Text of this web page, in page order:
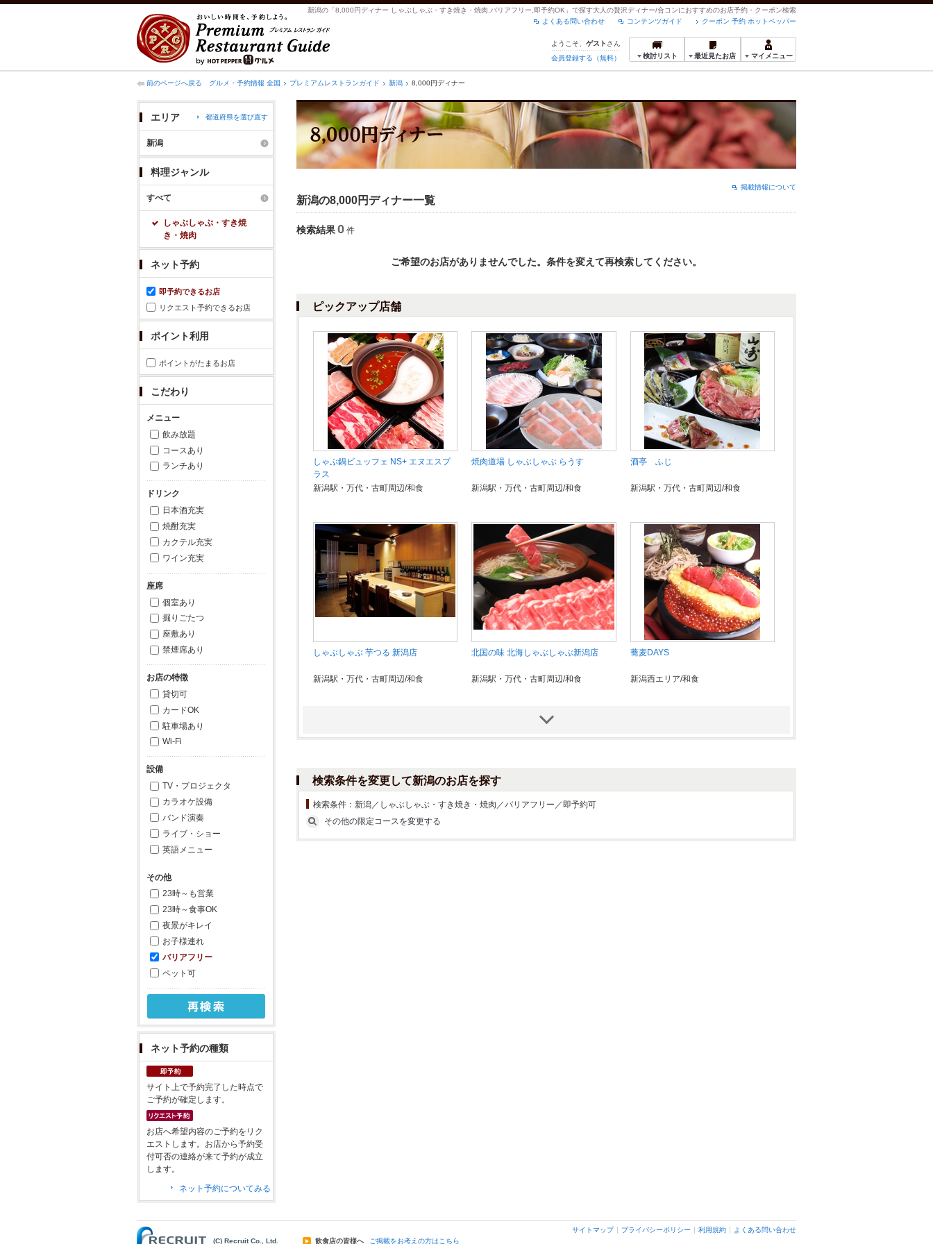
新潟の「8,000円ディナー しゃぶしゃぶ・すき焼き・焼肉,バリアフリー,即予約OK」で探す大人の贅沢ディナー/合コンにおすすめのお店予約・クーポン検索
クーポン 予約 ホットペッパー
コンテンツガイド
よくある問い合わせ
ようこそ、 ゲスト さん
会員登録する（無料）
検討リスト 最近見たお店 マイメニュー
前のページへ戻る グルメ・予約情報 全国 プレミアムレストランガイド 新潟 8,000円ディナー
エリア 都道府県を選び直す
新潟
料理ジャンル
すべて
しゃぶしゃぶ・すき焼
き・焼肉
ネット予約
即予約できるお店
リクエスト予約できるお店
ポイント利用
ポイントがたまるお店
こだわり
メニュー
飲み放題
コースあり
ランチあり
ドリンク
日本酒充実
焼酎充実
カクテル充実
ワイン充実
座席
個室あり
掘りごたつ
座敷あり
禁煙席あり
お店の特徴
貸切可
カードOK
駐車場あり
Wi-Fi
設備
TV・プロジェクタ
カラオケ設備
バンド演奏
ライブ・ショー
英語メニュー
その他
23時～も営業
23時～食事OK
夜景がキレイ
お子様連れ
バリアフリー
ペット可
ネット予約の種類
サイト上で予約完了した時点で
ご予約が確定します。
お店へ希望内容のご予約をリク
エストします。お店から予約受
付可否の連絡が来て予約が成立
します。
ネット予約についてみる
掲載情報について
新潟の8,000円ディナー一覧
検索結果0 件
ご希望のお店がありませんでした。条件を変えて再検索してください。
ピックアップ店舗
しゃぶ鍋ビュッフェ NS+ エヌエスプ
ラス
新潟駅・万代・古町周辺/和食
焼肉道場 しゃぶしゃぶ らうす
新潟駅・万代・古町周辺/和食
酒亭 ふじ
新潟駅・万代・古町周辺/和食
しゃぶしゃぶ 芋つる 新潟店
新潟駅・万代・古町周辺/和食
北国の味 北海しゃぶしゃぶ新潟店
新潟駅・万代・古町周辺/和食
蕎麦DAYS
新潟西エリア/和食
検索条件を変更して新潟のお店を探す
検索条件： 新潟／しゃぶしゃぶ・すき焼き・焼肉／バリアフリー／即予約可
その他の限定コースを変更する
サイトマップ プライバシーポリシー 利用規約
よくある問い合わせ
(C) Recruit Co., Ltd.
飲食店の皆様へ ご掲載をお考えの方はこちら